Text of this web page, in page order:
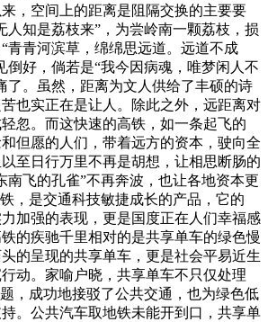
，空间上的距离是阻隔交换的主要要
人知是荔枝来”，为尝岭南一颗荔枝，损
青青河滨草，绵绵思远道。远道不成
倒好，倘若是“我今因病魂，唯梦闲人不
了。虽然，距离为文人供给了丰硕的诗
也实正在是让人。除此之外，远距离对
忽。而这快速的高铁，如一条起飞的
但愿的人们，带着远方的资本，驶向全
至日行万里不再是胡想，让相思断肠的
南飞的孔雀”不再奔波，也让各地资本更
铁，是交通科技敏捷成长的产品，它的
加强的表现，更是国度正在人们幸福感
的疾驰千里相对的是共享单车的绿色慢
的呈现的共享单车，更是社会平易近生
动。家喻户晓，共享单车不只仅处理
，成功地接驳了公共交通，也为绿色低
。公共汽车取地铁未能开到口，共享单